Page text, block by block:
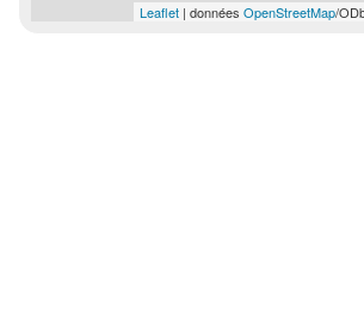
Leaflet | données OpenStreetMap/